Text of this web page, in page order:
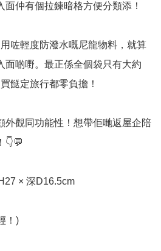
仲有個拉鍊暗格方便分類添！
咗輕度防潑水嘅尼龍物料，就算
面啲嘢。最正係全個袋只有大約
餸定旅行都零負擔！
外觀同功能性！想帶佢哋返屋企陪
👇💬
× 深D16.5cm
！)